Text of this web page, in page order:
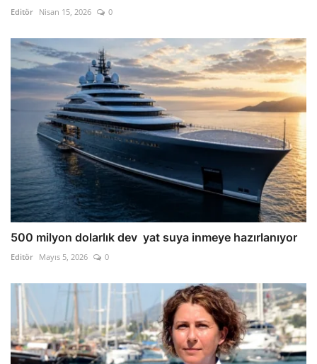
Editör Nisan 15, 2026 0
500 milyon dolarlık dev yat suya inmeye hazırlanıyor
Editör Mayıs 5, 2026 0